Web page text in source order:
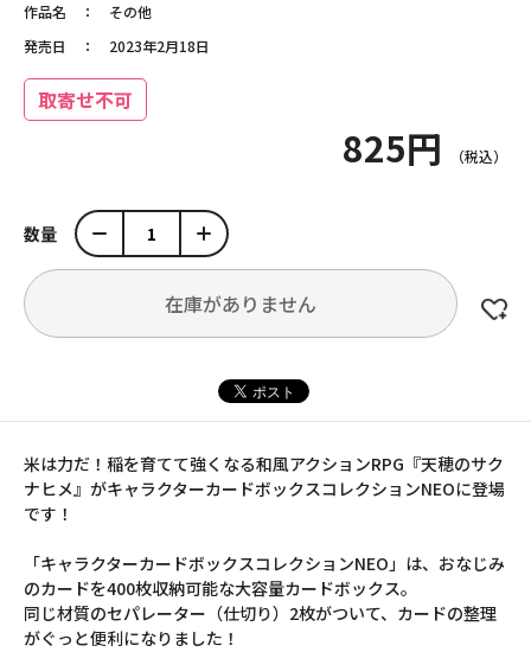
作品名
その他
発売日
2023年2月18日
取寄せ不可
825円
数量
在庫がありません
米は力だ！稲を育てて強くなる和風アクションRPG『天穂のサク
ナヒメ』がキャラクターカードボックスコレクションNEOに登場
です！
「キャラクターカードボックスコレクションNEO」は、おなじみ
のカードを400枚収納可能な大容量カードボックス。
同じ材質のセパレーター（仕切り）2枚がついて、カードの整理
がぐっと便利になりました！